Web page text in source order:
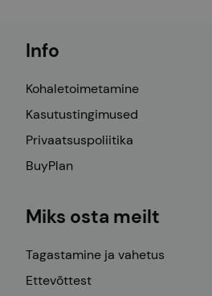
Info
Kohaletoimetamine
Kasutustingimused
Privaatsuspoliitika
BuyPlan
Miks osta meilt
Tagastamine ja vahetus
Ettevõttest